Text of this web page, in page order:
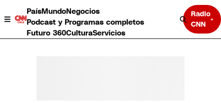
PaísMundoNegocios
Podcast y Programas completos
Futuro 360CulturaServicios
Radio
CNN